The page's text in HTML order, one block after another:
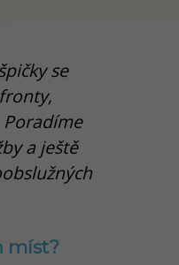
se
a ještě
míst?